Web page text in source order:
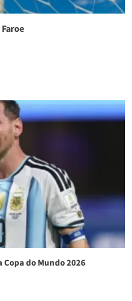
Copa do Mundo 2026